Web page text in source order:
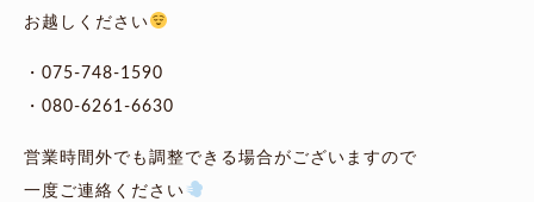
お越しください
・075-748-1590
・080-6261-6630
営業時間外でも調整できる場合がございますので
一度ご連絡ください